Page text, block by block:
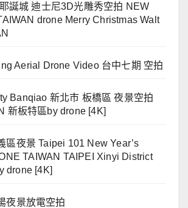
誕城 迪士尼3D光雕秀空拍 NEW
drone Merry Christmas Walt
Aerial Drone Video 台中七期 空拍
Banqiao 新北市 板橋區 夜景空拍
新板特區by drone [4K]
區夜景 Taipei 101 New Year’s
TAIWAN TAIPEI Xinyi District
drone [4K]
夜景放電空拍